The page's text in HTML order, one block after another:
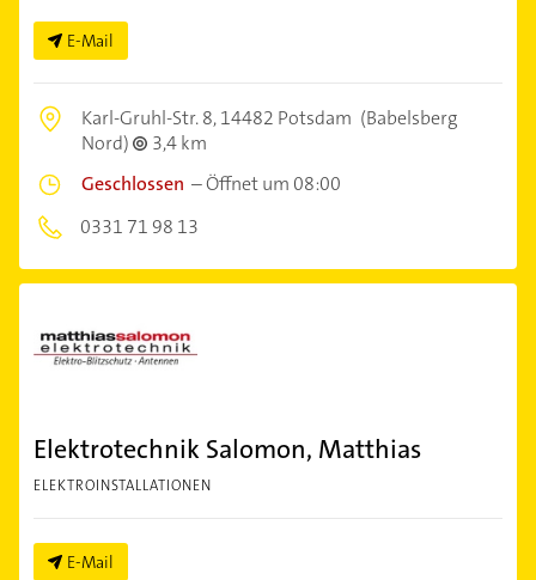
E-Mail
Karl-Gruhl-Str. 8,14482 Potsdam (Babelsberg
Nord)
3,4 km
Geschlossen –Öffnet um 08:00
0331 71 98 13
Elektrotechnik Salomon, Matthias
ELEKTROINSTALLATIONEN
E-Mail